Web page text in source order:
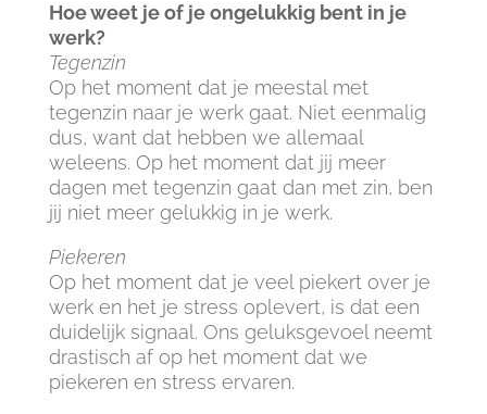
Hoe weet je of je ongelukkig bent in je
werk?
Tegenzin
Op het moment dat je meestal met
tegenzin naar je werk gaat. Niet eenmalig
dus, want dat hebben we allemaal
weleens. Op het moment dat jij meer
dagen met tegenzin gaat dan met zin, ben
jij niet meer gelukkig in je werk.
Piekeren
Op het moment dat je veel piekert over je
werk en het je stress oplevert, is dat een
duidelijk signaal. Ons geluksgevoel neemt
drastisch af op het moment dat we
piekeren en stress ervaren.